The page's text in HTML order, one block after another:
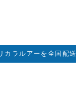
カラルアーを全国配送